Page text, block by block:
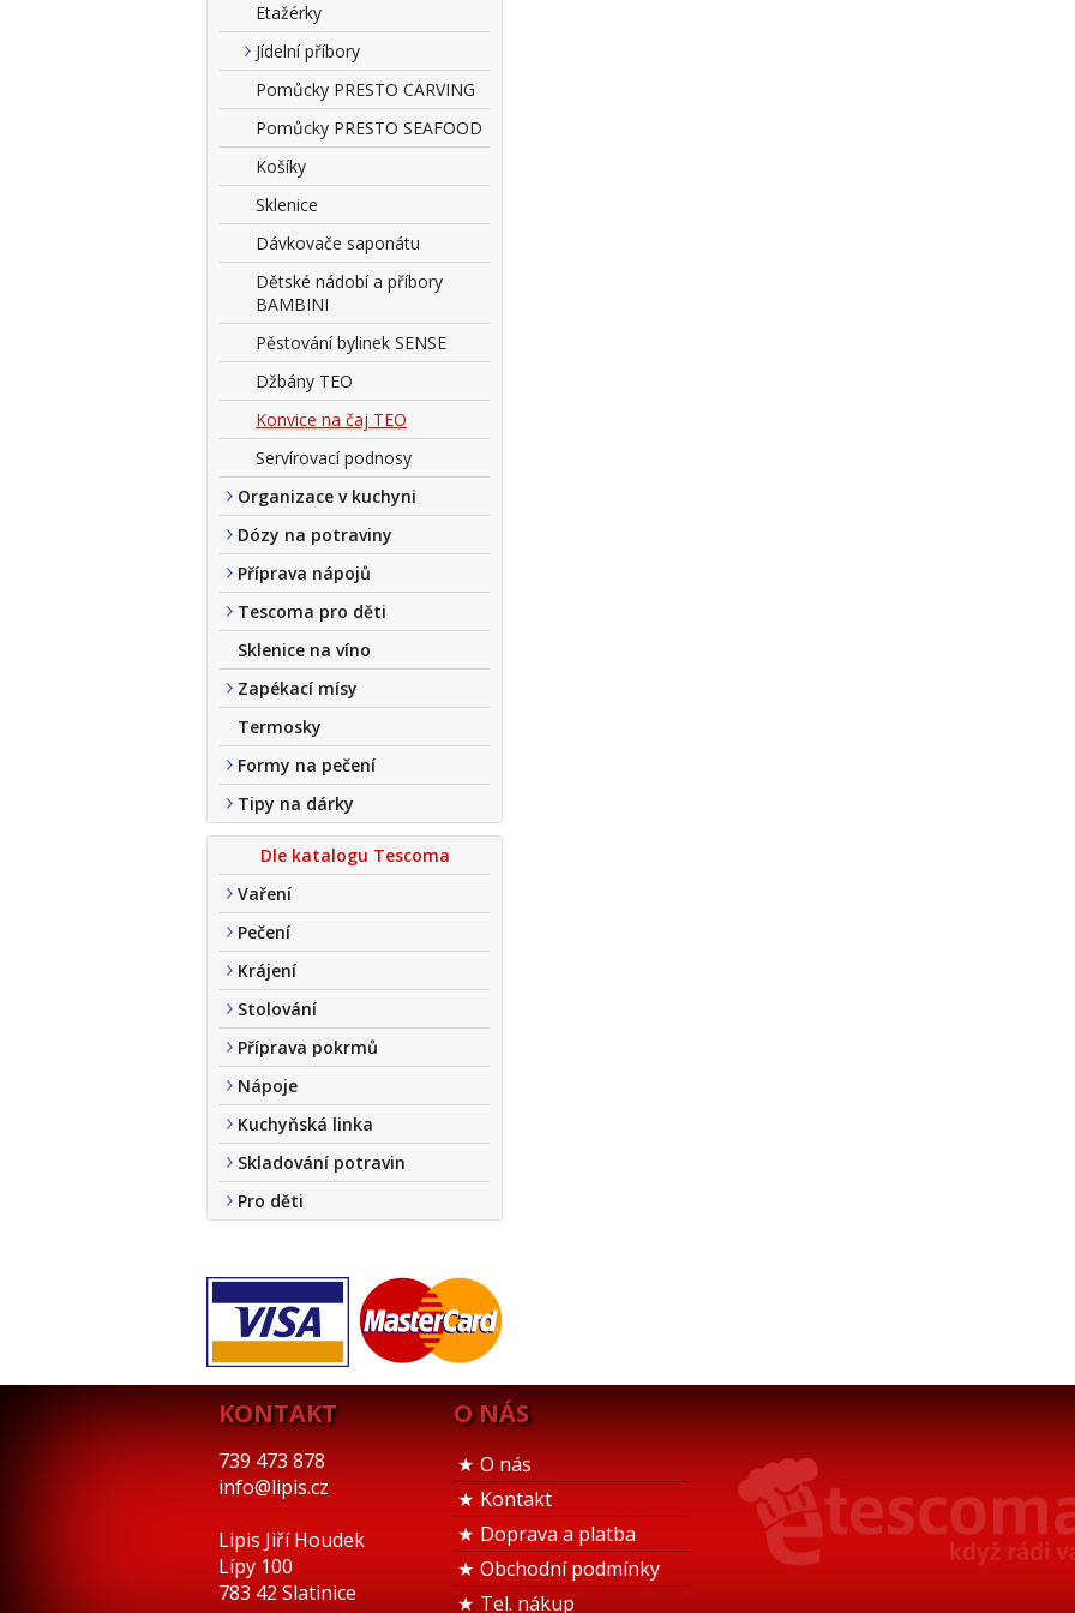
Etažérky
Jídelní příbory
Pomůcky PRESTO CARVING
Pomůcky PRESTO SEAFOOD
Košíky
Sklenice
Dávkovače saponátu
Dětské nádobí a příbory
BAMBINI
Pěstování bylinek SENSE
Džbány TEO
Konvice na čaj TEO
Servírovací podnosy
Organizace v kuchyni
Dózy na potraviny
Příprava nápojů
Tescoma pro děti
Sklenice na víno
Zapékací mísy
Termosky
Formy na pečení
Tipy na dárky
Dle katalogu Tescoma
Vaření
Pečení
Krájení
Stolování
Příprava pokrmů
Nápoje
Kuchyňská linka
Skladování potravin
Pro děti
KONTAKT
739 473 878
info@lipis.cz
Lipis Jiří Houdek
Lípy 100
783 42 Slatinice
O NÁS
O nás
Kontakt
Doprava a platba
Obchodní podmínky
Tel. nákup